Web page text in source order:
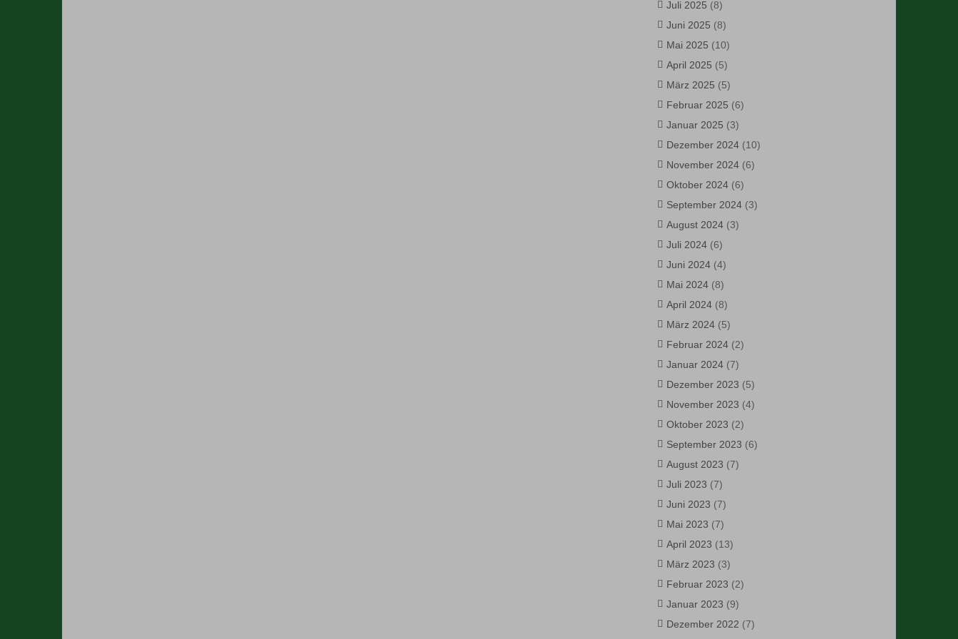
Juli 2025 (8)
Juni 2025 (8)
Mai 2025 (10)
April 2025 (5)
März 2025 (5)
Februar 2025 (6)
Januar 2025 (3)
Dezember 2024(10)
November 2024(6)
Oktober 2024(6)
September 2024(3)
August 2024(3)
Juli 2024(6)
Juni 2024(4)
Mai 2024(8)
April 2024(8)
März 2024(5)
Februar 2024(2)
Januar 2024(7)
Dezember 2023 (5)
November 2023 (4)
Oktober 2023 (2)
September 2023 (6)
August 2023 (7)
Juli 2023 (7)
Juni 2023 (7)
Mai 2023 (7)
April 2023 (13)
März 2023 (3)
Februar 2023 (2)
Januar 2023 (9)
Dezember 2022 (7)